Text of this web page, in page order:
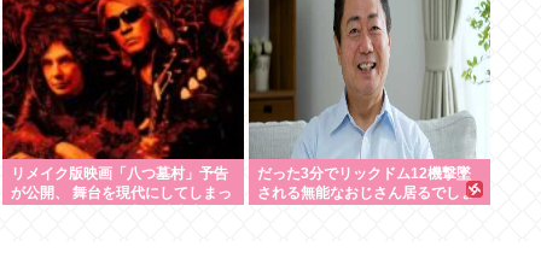
リメイク版映画「八つ墓村」予告
が公開、 舞台を現代にしてしまっ
だった3分でリックドム12機撃墜
される無能なおじさん居るでしょ